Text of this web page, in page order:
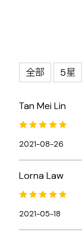
全部 5星
Tan Mei Lin
2021-08-26
Lorna Law
2021-05-18